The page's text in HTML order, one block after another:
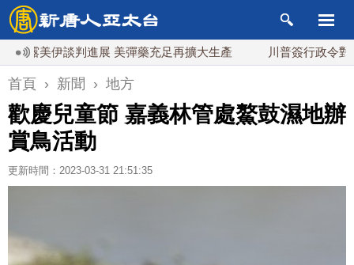
伊談判進展 美彈藥充足再擴大生產 川普簽行政令對多晶矽
首頁 › 新聞 › 地方
歡慶兒童節 嘉義林管處鰲鼓濕地辦
賞鳥活動
更新時間：2023-03-31 21:51:35